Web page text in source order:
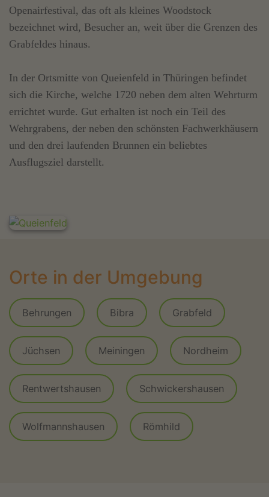
Openairfestival, das oft als kleines Woodstock
bezeichnet wird, Besucher an, weit über die Grenzen des
Grabfeldes hinaus.
In der Ortsmitte von Queienfeld in Thüringen befindet
sich die Kirche, welche 1720 neben dem alten Wehrturm
errichtet wurde. Gut erhalten ist noch ein Teil des
Wehrgrabens, der neben den schönsten Fachwerkhäusern
und den drei laufenden Brunnen ein beliebtes
Ausflugsziel darstellt.
Orte in der Umgebung
Behrungen Bibra Grabfeld
Jüchsen Meiningen Nordheim
Rentwertshausen Schwickershausen
Wolfmannshausen Römhild